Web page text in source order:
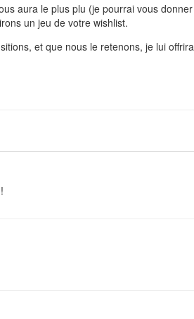
aura le plus plu (je pourrai vous
un jeu de votre wishlist.
et que nous le retenons, je lui